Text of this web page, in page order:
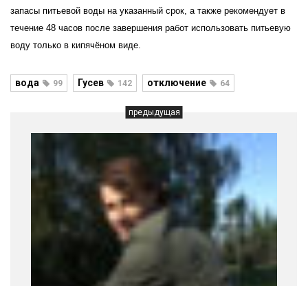
запасы питьевой воды на указанный срок, а также рекомендует в
течение 48 часов после завершения работ использовать питьевую
воду только в кипячёном виде.
вода 99 Гусев 142 отключение 64
предыдущая